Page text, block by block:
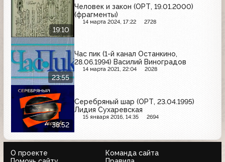
19:10
Человек и закон (ОРТ, 19.01.2000)
(фрагменты)
14 марта 2024, 17:22 2728
23:55
Час пик (1-й канал Останкино,
28.06.1994) Василий Виноградов
14 марта 2021, 22:04 2028
38:52
Серебряный шар (ОРТ, 23.04.1995)
Лидия Сухаревская
15 января 2016, 14:35 2694
О проекте
Команда сайта